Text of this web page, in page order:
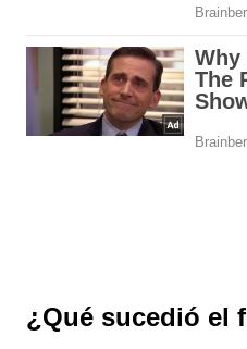
¿Qué sucedió el